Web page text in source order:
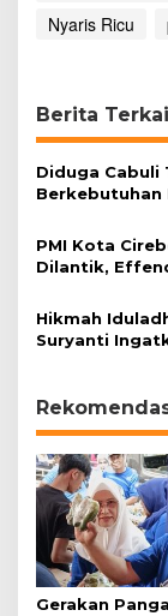
Nyaris Ricu
Berita
Diduga Cabuli
Berkebutuhan
PMI Kota
Dilantik,
Bencana
Hikmah
Suryanti
Gerakan